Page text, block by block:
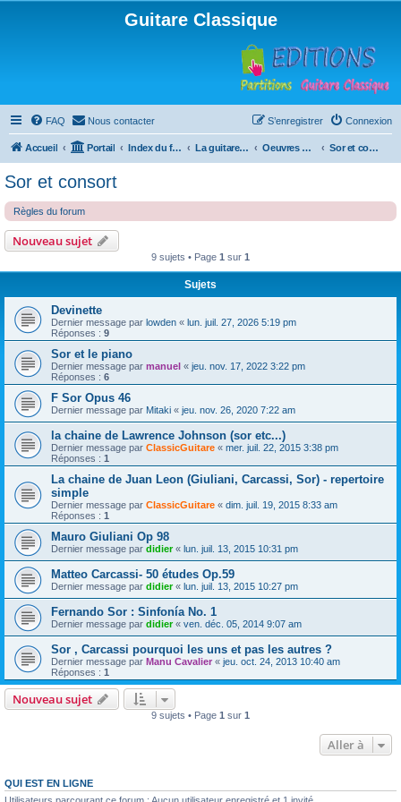
Guitare Classique
FAQ Nous contacter Connexion
S’enregistrer
Accueil Portail Index du forum La guitare : instrument, cours et théorie Oeuvres à la loupe Sor et consort
Sor et consort
Règles du forum
Nouveau sujet
9 sujets • Page 1 sur 1
Sujets
Devinette
Dernier message par lowden « lun. juil. 27, 2026 5:19 pm
Réponses : 9
Sor et le piano
Dernier message par manuel « jeu. nov. 17, 2022 3:22 pm
Réponses : 6
F Sor Opus 46
Dernier message par Mitaki « jeu. nov. 26, 2020 7:22 am
la chaine de Lawrence Johnson (sor etc...)
Dernier message par ClassicGuitare « mer. juil. 22, 2015 3:38 pm
Réponses : 1
La chaine de Juan Leon (Giuliani, Carcassi, Sor) - repertoire
simple
Dernier message par ClassicGuitare « dim. juil. 19, 2015 8:33 am
Réponses : 1
Mauro Giuliani Op 98
Dernier message par didier« lun. juil. 13, 2015 10:31 pm
Matteo Carcassi- 50 études Op.59
Dernier message par didier« lun. juil. 13, 2015 10:27 pm
Fernando Sor : Sinfonía No. 1
Dernier message par didier« ven. déc. 05, 2014 9:07 am
Sor , Carcassi pourquoi les uns et pas les autres ?
Dernier message par Manu Cavalier « jeu. oct. 24, 2013 10:40 am
Réponses : 1
Nouveau sujet
9 sujets • Page 1 sur 1
Aller à
QUI EST EN LIGNE